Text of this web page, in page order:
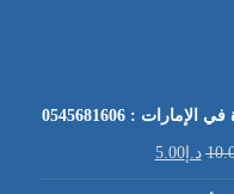
: 0545681606
د.إ5.00